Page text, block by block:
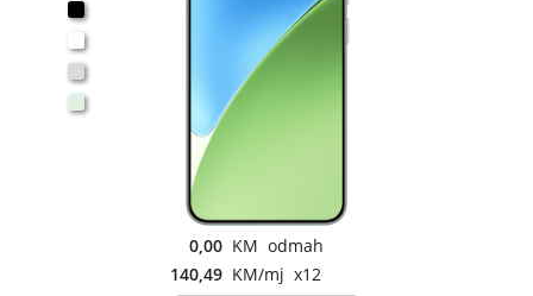
0,00 KM odmah
140,49 KM/mj x12